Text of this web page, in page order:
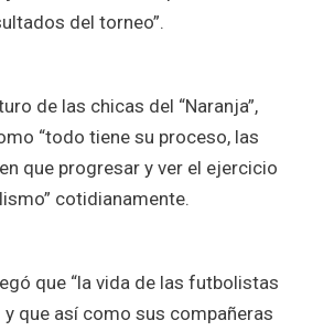
del torneo”.
de las chicas del “Naranja”,
“todo tiene su proceso, las
que progresar y ver el ejercicio
cotidianamente.
que “la vida de las futbolistas
y que así como sus compañeras